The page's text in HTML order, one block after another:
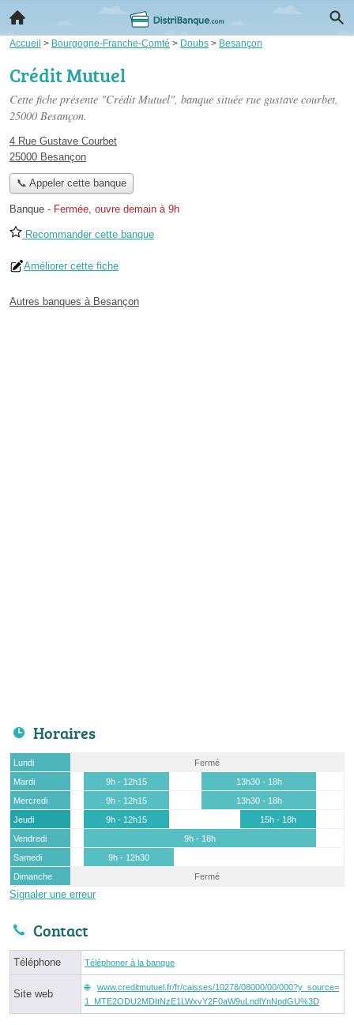
Accueil > Bourgogne-Franche-Comté > Doubs > Besançon
Crédit Mutuel
Cette fiche présente "Crédit Mutuel", banque située rue gustave courbet,
25000 Besançon.
4 Rue Gustave Courbet
25000 Besançon
📞 Appeler cette banque
Banque - Fermée, ouvre demain à 9h
Recommander cette banque
Améliorer cette fiche
Autres banques à Besançon
Horaires
Lundi
Fermé
Mardi
9h - 12h15
13h30 - 18h
Mercredi
9h - 12h15
13h30 - 18h
Jeudi
9h - 12h15
15h - 18h
Vendredi
9h - 18h
Samedi
9h - 12h30
Dimanche
Fermé
Signaler une erreur
Contact
Téléphone Téléphoner à la banque
Site web
www.creditmutuel.fr/fr/caisses/10278/08000/00/000?y_source=
1_MTE2ODU2MDItNzE1LWxvY2F0aW9uLndlYnNpdGU%3D